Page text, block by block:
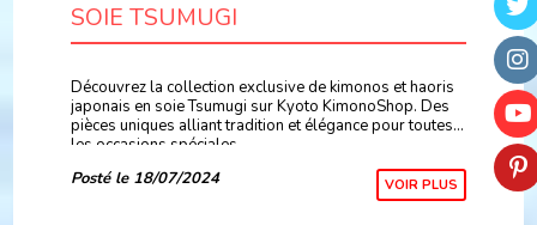
SOIE TSUMUGI
Découvrez la collection exclusive de kimonos et haoris
japonais en soie Tsumugi sur Kyoto KimonoShop. Des
pièces uniques alliant tradition et élégance pour toutes
les occasions spéciales.
Posté le 18/07/2024
VOIR PLUS